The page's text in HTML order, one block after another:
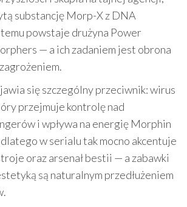
substancję Morp-X z DNA
powstaje drużyna Power
— a ich zadaniem jest obrona
się szczególny przeciwnik: wirus
przejmuje kontrolę nad
i wpływa na energię Morphin
dlatego w serialu tak mocno akcentuje
oraz arsenał bestii — a zabawki
są naturalnym przedłużeniem